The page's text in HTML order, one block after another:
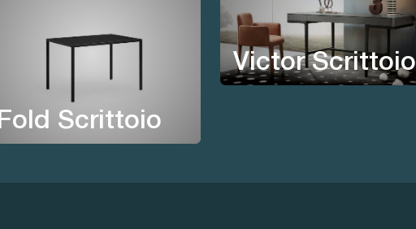
Fold Scrittoio
Victor Scrittoio